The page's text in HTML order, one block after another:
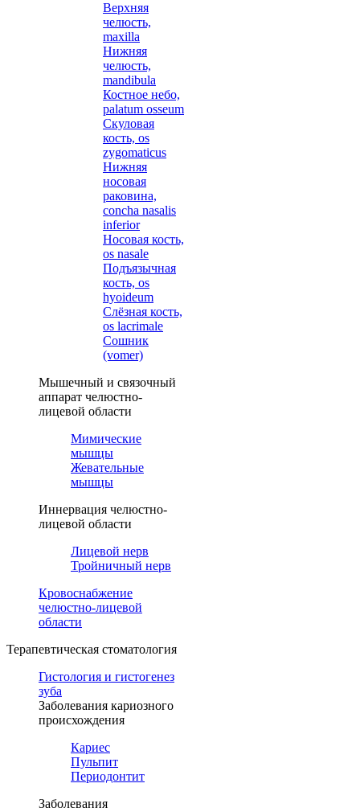
Верхняя
челюсть,
maxilla
Нижняя
челюсть,
mandibula
Костное небо,
palatum osseum
Скуловая
кость, os
zygomaticus
Нижняя
носовая
раковина,
concha nasalis
inferior
Носовая кость,
os nasale
Подъязычная
кость, os
hyoideum
Слёзная кость,
os lacrimale
Сошник
(vomer)
Мышечный и связочный
аппарат челюстно-
лицевой области
Мимические
мышцы
Жевательные
мышцы
Иннервация челюстно-
лицевой области
Лицевой нерв
Тройничный нерв
Кровоснабжение
челюстно-лицевой
области
Терапевтическая стоматология
Гистология и гистогенез
зуба
Заболевания кариозного
происхождения
Кариес
Пульпит
Периодонтит
Заболевания